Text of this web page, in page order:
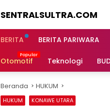
SENTRALSULTRA.COM
BERITA BERITA PARIWARA
Otomotif Teknologi
Beranda HUKUM
HUKUM KONAWE UTARA